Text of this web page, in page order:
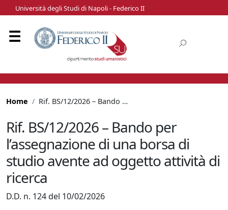
Università degli Studi di Napoli - Federico II
Home Rif. BS/12/2026 – Bando per l’assegnazione di una borsa di studio avente ad oggetto attività di ricerca
Rif. BS/12/2026 – Bando per
l’assegnazione di una borsa di
studio avente ad oggetto attività di
ricerca
D.D. n. 124 del 10/02/2026